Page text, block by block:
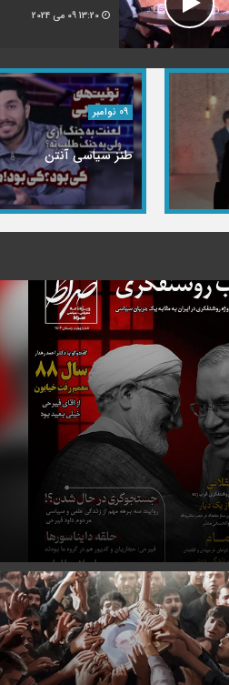
13:20 09 می 2024
09 نوامبر
طنز سیاسی آنتن